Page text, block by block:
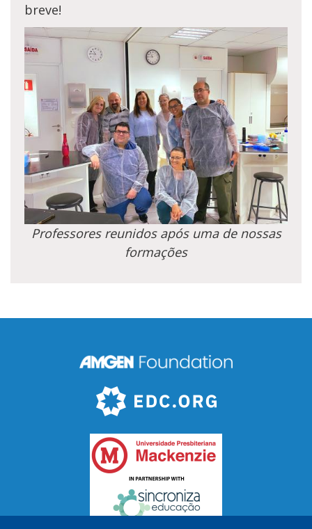
breve!
Professores reunidos após uma de nossas
formações